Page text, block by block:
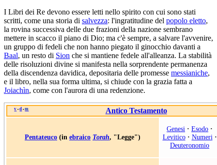
I Libri dei Re devono essere letti nello spirito con cui sono stati
scritti, come una storia di salvezza: l'ingratitudine del popolo eletto,
la rovina successiva delle due frazioni della nazione sembrano
mettere in scacco il piano di Dio; ma c'è sempre, a salvare l'avvenire,
un gruppo di fedeli che non hanno piegato il ginocchio davanti a
Baal, un resto di Sion che si mantiene fedele all'alleanza. La stabilità
delle risoluzioni divine si manifesta nella sorprendente permanenza
della discendenza davidica, depositaria delle promesse messianiche,
e il libro, nella sua forma ultima, si chiude con la grazia fatta a
Joiachìn, come con l'aurora di una redenzione.
v • d • m Antico Testamento
Pentateuco (in ebraico Torah, "Legge")
Genesi · Esodo ·
Levitico· Numeri·
Deuteronomio